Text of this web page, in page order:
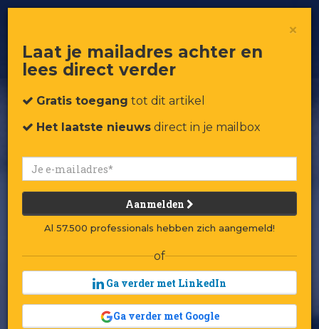
×
Laat je mailadres achter en
lees direct verder
Gratis toegang tot dit artikel
Het laatste nieuws direct in je mailbox
Aanmelden
Al 57.500 professionals hebben zich aangemeld!
of
Ga verder met LinkedIn
Ga verder met Google